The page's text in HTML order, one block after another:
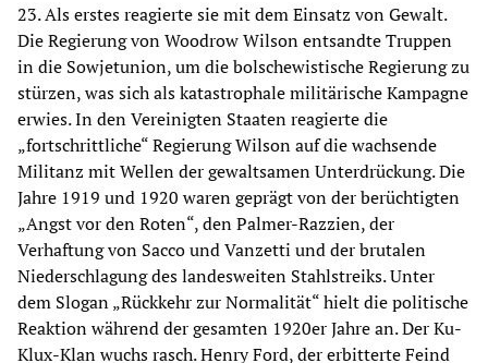
23. Als erstes reagierte sie mit dem Einsatz von Gewalt.
Die Regierung von Woodrow Wilson entsandte Truppen
in die Sowjetunion, um die bolschewistische Regierung zu
stürzen, was sich als katastrophale militärische Kampagne
erwies. In den Vereinigten Staaten reagierte die
„fortschrittliche“ Regierung Wilson auf die wachsende
Militanz mit Wellen der gewaltsamen Unterdrückung. Die
Jahre 1919 und 1920 waren geprägt von der berüchtigten
„Angst vor den Roten“, den Palmer-Razzien, der
Verhaftung von Sacco und Vanzetti und der brutalen
Niederschlagung des landesweiten Stahlstreiks. Unter
dem Slogan „Rückkehr zur Normalität“ hielt die politische
Reaktion während der gesamten 1920er Jahre an. Der Ku-
Klux-Klan wuchs rasch. Henry Ford, der erbitterte Feind